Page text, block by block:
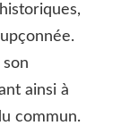
ainsi à
commun.